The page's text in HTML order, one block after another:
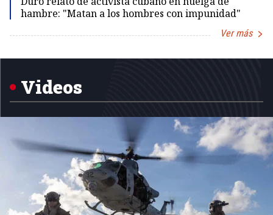
hambre: "Matan a los hombres con impunidad"
Ver más
1
Videos